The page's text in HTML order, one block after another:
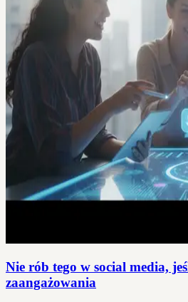
Nie rób tego w social media,
zaangażowania